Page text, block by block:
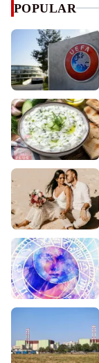
POPULAR